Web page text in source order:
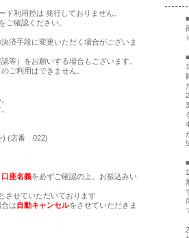
ド利用控は 発行しておりません。
ご確認ください。
済手段に変更いただく場合がございま
等）をお願いする場合もございます。
ご利用はできません。
) (店番 022)
座名義を必ずご確認の上、お振込みい
とさせていただいております
は自動キャンセルをさせていただきま